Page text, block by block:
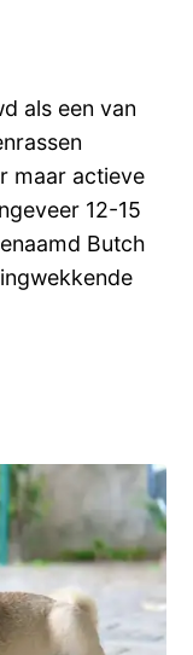
als een van
maar actieve
12-15
Butch